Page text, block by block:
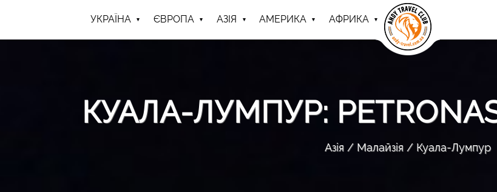
УКРАЇНА ЄВРОПА АЗІЯ АМЕРИКА АФРИКА
КУАЛА-ЛУМПУР:
Азія Малайзія Куала-Лумпур